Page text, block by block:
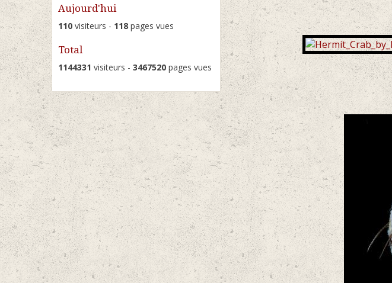
Aujourd'hui
110 visiteurs - 118 pages vues
Total
1144331 visiteurs - 3467520 pages vues